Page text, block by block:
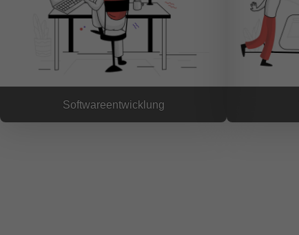
Softwareentwicklung